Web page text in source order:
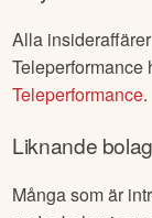
Alla
Teleperformance
Teleperformance.
Liknande
Många som är